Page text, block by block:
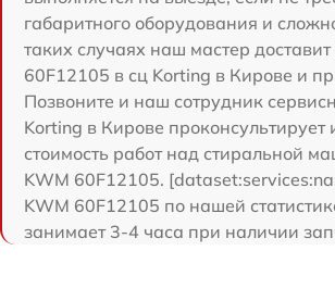
габаритного оборудования и
таких случаях наш мастер
60F12105 в сц Korting в Кирове и
Позвоните и наш сотрудник
Korting в Кирове проконсультирует
стоимость работ над стиральной
KWM 60F12105.
KWM 60F12105 по нашей
занимает 3-4 часа при наличии